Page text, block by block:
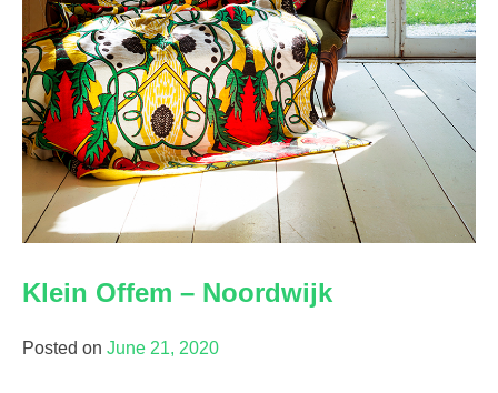
Klein Offem – Noordwijk
Posted on June 21, 2020